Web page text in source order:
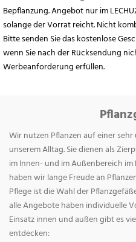
Bepflanzung. Angebot nur im
solange der Vorrat reicht. Nicht
Bitte senden Sie das kostenlose
wenn Sie nach der Rücksendung
Werbeanforderung erfüllen.
Wir nutzen Pflanzen auf einer
unserem Alltag. Sie dienen als
im Innen- und im Außenbereich
haben wir lange Freude an
Pflege ist die Wahl der
alle Angebote haben individuelle
Einsatz innen und außen gibt es
entdecken: